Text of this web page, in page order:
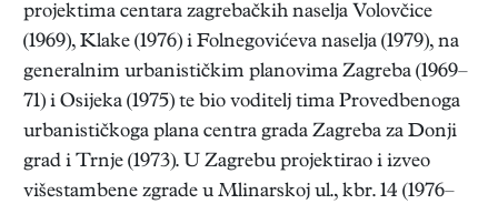
projektima centara zagrebačkih naselja Volovčice
(1969), Klake (1976) i Folnegovićeva naselja (1979), na
generalnim urbanističkim planovima Zagreba (1969–
71) i Osijeka (1975) te bio voditelj tima Provedbenoga
urbanističkoga plana centra grada Zagreba za Donji
grad i Trnje (1973). U Zagrebu projektirao i izveo
višestambene zgrade u Mlinarskoj ul., kbr. 14 (1976–